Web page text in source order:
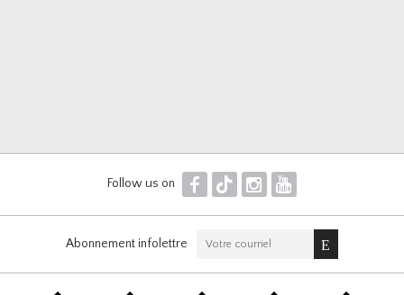
Follow us on F T I Y
Abonnement infolettre